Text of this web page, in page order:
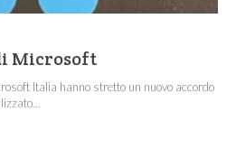
Microsoft
Italia hanno stretto un nuovo accordo